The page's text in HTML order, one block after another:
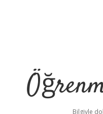
Bilgiyle